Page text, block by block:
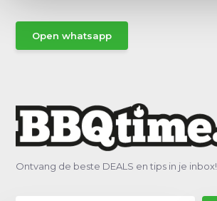
Open whatsapp
Ontvang de beste DEALS en tips in je inbox!